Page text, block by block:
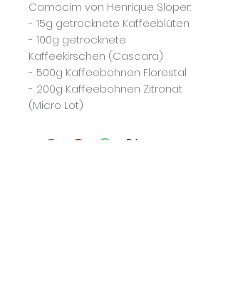
Camocim von Henrique Sloper:
- 15g getrocknete Kaffeeblüten
- 100g getrocknete
Kaffeekirschen (Cascara)
- 500g Kaffeebohnen Florestal
- 200g Kaffeebohnen Zitronat
(Micro Lot)